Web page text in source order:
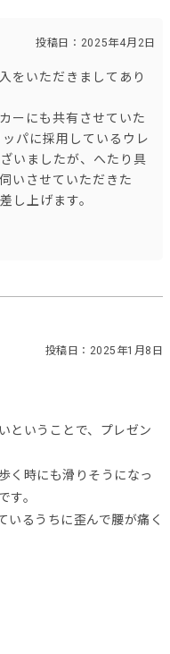
投稿日：2025年4月2日
をいただきましてあり
ーにも共有させていた
パに採用しているウレ
いましたが、へたり具
いさせていただきた
し上げます。
投稿日：2025年1月8日
ということで、プレゼン
く時にも滑りそうになっ
す。
いるうちに歪んで腰が痛く